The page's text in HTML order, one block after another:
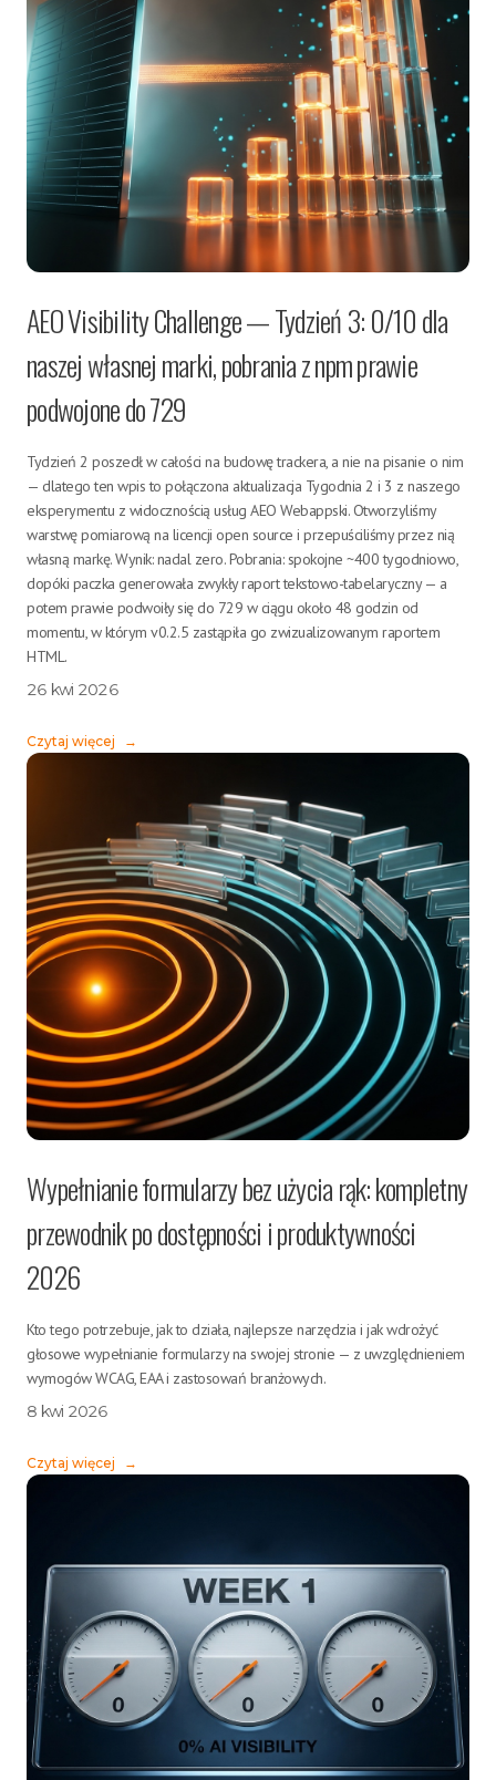
AEO Visibility Challenge — Tydzień 3: 0/10 dla
naszej własnej marki, pobrania z npm prawie
podwojone do 729
Tydzień 2 poszedł w całości na budowę trackera, a nie na pisanie o nim
— dlatego ten wpis to połączona aktualizacja Tygodnia 2 i 3 z naszego
eksperymentu z widocznością usług AEO Webappski. Otworzyliśmy
warstwę pomiarową na licencji open source i przepuściliśmy przez nią
własną markę. Wynik: nadal zero. Pobrania: spokojne ~400 tygodniowo,
dopóki paczka generowała zwykły raport tekstowo-tabelaryczny — a
potem prawie podwoiły się do 729 w ciągu około 48 godzin od
momentu, w którym v0.2.5 zastąpiła go zwizualizowanym raportem
HTML.
26 kwi 2026
Czytaj więcej →
Wypełnianie formularzy bez użycia rąk: kompletny
przewodnik po dostępności i produktywności
2026
Kto tego potrzebuje, jak to działa, najlepsze narzędzia i jak wdrożyć
głosowe wypełnianie formularzy na swojej stronie — z uwzględnieniem
wymogów WCAG, EAA i zastosowań branżowych.
8 kwi 2026
Czytaj więcej →